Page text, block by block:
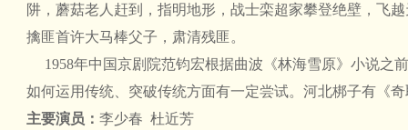
阱，蘑菇老人赶到，指明地形，战士栾超家攀登绝壁，飞
擒匪首许大马棒父子，肃清残匪。
1958年中国京剧院范钧宏根据曲波《林海雪原》小说之
如何运用传统、突破传统方面有一定尝试。河北梆子有《
主要演员： 李少春 杜近芳